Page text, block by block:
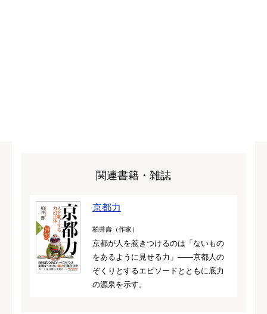
関連書籍・雑誌
京都力
柏井壽（作家）
京都が人を惹きつけるのは「ないもの
をあるように見せる力」――京都人の
ぞくりとするエピソードとともに底力
の源泉を示す。